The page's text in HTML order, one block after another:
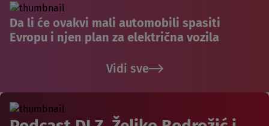
Da li će ovakvi mali automobili spasiti
Evropu i njen plan za električna vozila
Vidi sve